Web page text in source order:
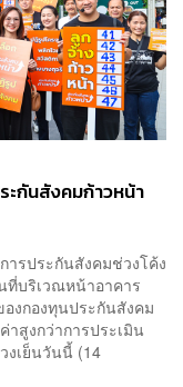
ะกันสังคมก้าวหน้า
ารประกันสังคมช่วงโค้ง
ที่บริเวณหน้าอาคาร
งกองทุนประกันสังคม
สูงกว่าการประเมิน
เย็นวันนี้ (14